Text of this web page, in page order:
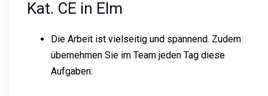
Kat. CE in Elm
Die Arbeit ist vielseitig und spannend. Zudem
übernehmen Sie im Team jeden Tag diese
Aufgaben: